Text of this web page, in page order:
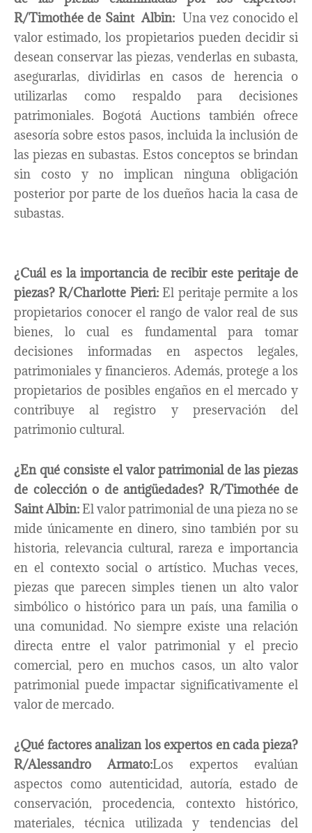
R/Timothée de Saint Albin: Una vez conocido el
valor estimado, los propietarios pueden decidir si
desean conservar las piezas, venderlas en subasta,
asegurarlas, dividirlas en casos de herencia o
utilizarlas como respaldo para decisiones
patrimoniales. Bogotá Auctions también ofrece
asesoría sobre estos pasos, incluida la inclusión de
las piezas en subastas. Estos conceptos se brindan
sin costo y no implican ninguna obligación
posterior por parte de los dueños hacia la casa de
subastas.
¿Cuál es la importancia de recibir este peritaje de
piezas?R/Charlotte Pieri:El peritaje permite a los
propietarios conocer el rango de valor real de sus
bienes, lo cual es fundamental para tomar
decisiones informadas en aspectos legales,
patrimoniales y financieros. Además, protege a los
propietarios de posibles engaños en el mercado y
contribuye al registro y preservación del
patrimonio cultural.
¿En qué consiste el valor patrimonial de las piezas
de colección o de antigüedades? R/Timothée de
Saint Albin:El valor patrimonial de una pieza no se
mide únicamente en dinero, sino también por su
historia, relevancia cultural, rareza e importancia
en el contexto social o artístico. Muchas veces,
piezas que parecen simples tienen un alto valor
simbólico o histórico para un país, una familia o
una comunidad. No siempre existe una relación
directa entre el valor patrimonial y el precio
comercial, pero en muchos casos, un alto valor
patrimonial puede impactar significativamente el
valor de mercado.
¿Qué factores analizan los expertos en cada pieza?
R/Alessandro Armato:Los expertos evalúan
aspectos como autenticidad, autoría, estado de
conservación, procedencia, contexto histórico,
materiales, técnica utilizada y tendencias del